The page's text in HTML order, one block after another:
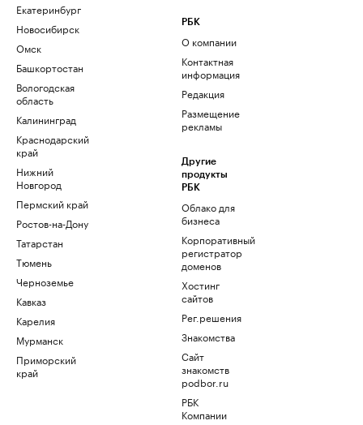
Екатеринбург
Новосибирск
Омск
Башкортостан
Вологодская
область
Калининград
Краснодарский
край
Нижний
Новгород
Пермский край
Ростов-на-Дону
Татарстан
Тюмень
Черноземье
Кавказ
Карелия
Мурманск
Приморский
край
РБК
О компании
Контактная
информация
Редакция
Размещение
рекламы
Другие
продукты
РБК
Облако для
бизнеса
Корпоративный
регистратор
доменов
Хостинг
сайтов
Рег.решения
Знакомства
Сайт
знакомств
podbor.ru
РБК
Компании